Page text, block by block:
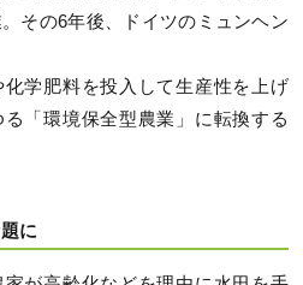
その6年後、ドイツのミュンヘン
学肥料を投入して生産性を上げ
「環境保全型農業」に転換する
に